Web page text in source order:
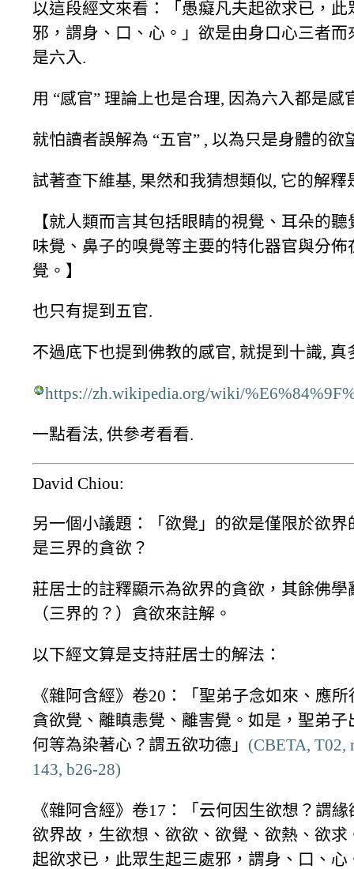
以這段經文來看：「愚癡凡夫起欲求已，此
邪，謂身、口、心。」欲是由身口心三者而
是六入.
用 “感官” 理論上也是合理, 因為六入都是感
就怕讀者誤解為 “五官” , 以為只是身體的欲
試著查下維基, 果然和我猜想類似, 它的解釋
【就人類而言其包括眼睛的視覺、耳朵的
味覺、鼻子的嗅覺等主要的特化器官與分佈
覺。】
也只有提到五官.
不過底下也提到佛教的感官, 就提到十識, 真
https://zh.wikipedia.org/wiki/
一點看法, 供參考看看.
David Chiou:
另一個小議題：「欲覺」的欲是僅限於欲界
是三界的貪欲？
莊居士的註釋顯示為欲界的貪欲，其餘佛學
（三界的？）貪欲來註解。
以下經文算是支持莊居士的解法：
《雜阿含經》卷20：「聖弟子念如來、應
貪欲覺、離瞋恚覺、離害覺。如是，聖弟子
何等為染著心？謂五欲功德」 (CBETA, T02,
143, b26-28)
《雜阿含經》卷17：「云何因生欲想？謂
欲界故，生欲想、欲欲、欲覺、欲熱、欲求
起欲求已，此眾生起三處邪，謂身、口、心